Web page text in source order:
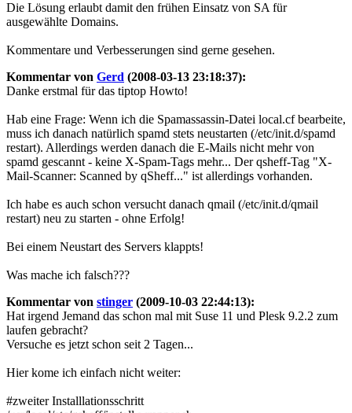
Die Lösung erlaubt damit den frühen Einsatz von SA für
ausgewählte Domains.
Kommentare und Verbesserungen sind gerne gesehen.
Kommentar von Gerd (2008-03-13 23:18:37):
Danke erstmal für das tiptop Howto!
Hab eine Frage: Wenn ich die Spamassassin-Datei local.cf bearbeite,
muss ich danach natürlich spamd stets neustarten (/etc/init.d/spamd
restart). Allerdings werden danach die E-Mails nicht mehr von
spamd gescannt - keine X-Spam-Tags mehr... Der qsheff-Tag "X-
Mail-Scanner: Scanned by qSheff..." ist allerdings vorhanden.
Ich habe es auch schon versucht danach qmail (/etc/init.d/qmail
restart) neu zu starten - ohne Erfolg!
Bei einem Neustart des Servers klappts!
Was mache ich falsch???
Kommentar von stinger (2009-10-03 22:44:13):
Hat irgend Jemand das schon mal mit Suse 11 und Plesk 9.2.2 zum
laufen gebracht?
Versuche es jetzt schon seit 2 Tagen...
Hier kome ich einfach nicht weiter:
#zweiter Installlationsschritt